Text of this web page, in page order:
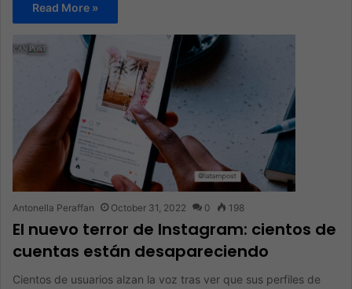
Read More »
Antonella Peraffan October 31, 2022 0 198
El nuevo terror de Instagram: cientos de
cuentas están desapareciendo
​​Cientos de usuarios alzan la voz tras ver que sus perfiles de